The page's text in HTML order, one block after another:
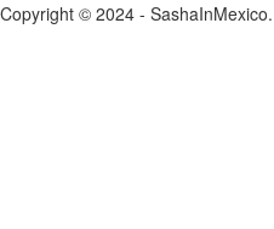
Copyright © 2024 -